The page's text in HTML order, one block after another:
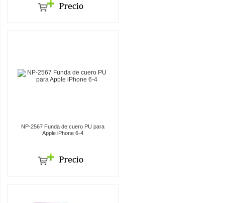
NP-2567 Funda de cuero PU para
Apple iPhone 6-4